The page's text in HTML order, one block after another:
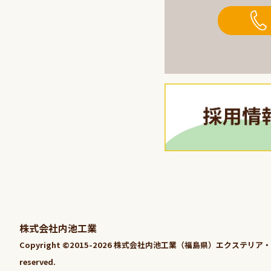
株式会社内池工業
Copyright ©2015-2026 株式会社内池工業（福島県）エクステリア
reserved.